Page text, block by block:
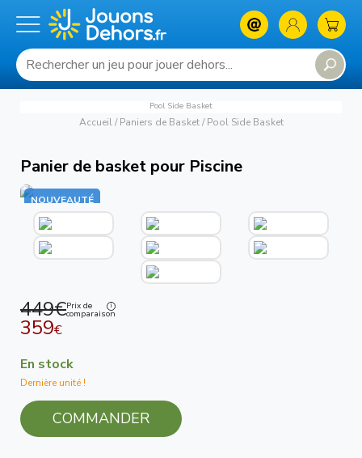
Pool Side Basket
Accueil/ Paniers de Basket/ Pool Side Basket
Panier de basket pour Piscine
NOUVEAUTÉ
449€Prix de
comparaison
359€
En stock
Dernière unité !
COMMANDER